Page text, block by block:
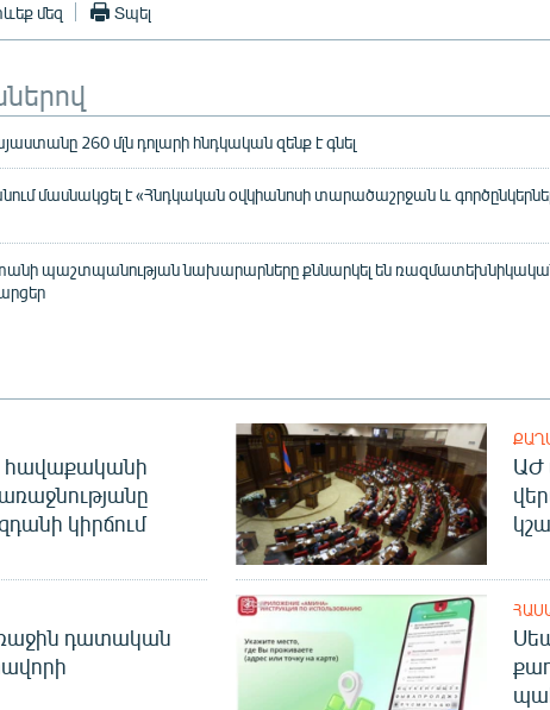
մեզ Տպել
260 մլն դոլարի հնդկական զենք է գնել
մասնակցել է «Հնդկական օվկիանոսի տարածաշրջան և
պաշտպանության նախարարները քննարկել են
հավաքականի
կիրճում
ԱԺ
դատական